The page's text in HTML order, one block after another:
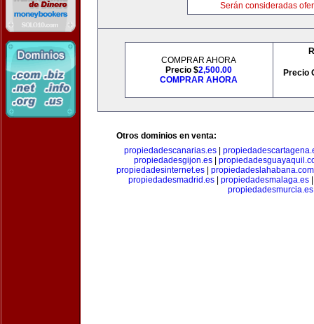
Serán consideradas
COMPRAR AHORA
Precio $2,500.00
COMPRAR AHORA
Precio
Otros dominios en venta:
propiedadescanarias.es|
propiedadesgijon.es
propiedadesinternet.es
propiedadeslahabana.com
propiedadesmadrid.es
propiedadesmalaga.es
propiedadesmurcia.es